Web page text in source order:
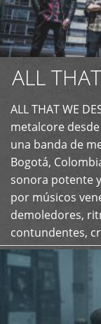
ALL
ALL THAT WE
metalcore desde
una banda de
Bogotá,
sonora potente
por músicos
demoledores,
contundentes,